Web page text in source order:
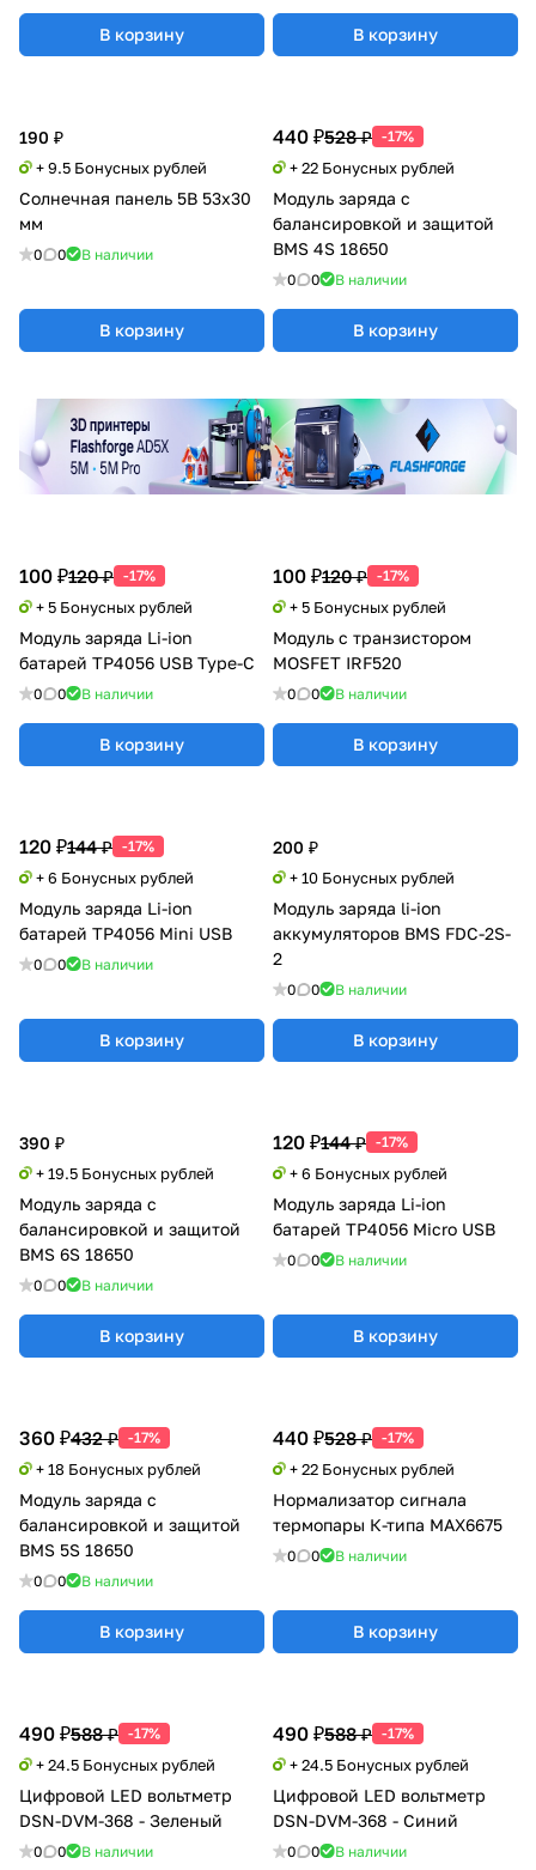
В корзину В корзину
190 ₽
+ 9.5 Бонусных рублей
Солнечная панель 5В 53x30
мм
0 0 В наличии
В корзину
440 ₽528 ₽ -17%
+ 22 Бонусных рублей
Модуль заряда с
балансировкой и защитой
BMS 4S 18650
0 0 В наличии
В корзину
100 ₽120 ₽ -17%
+ 5 Бонусных рублей
Модуль заряда Li-ion
батарей TP4056 USB Type-C
0 0 В наличии
В корзину
100 ₽120 ₽ -17%
+ 5 Бонусных рублей
Модуль с транзистором
MOSFET IRF520
0 0 В наличии
В корзину
120 ₽144 ₽ -17%
+ 6 Бонусных рублей
Модуль заряда Li-ion
батарей TP4056 Mini USB
0 0 В наличии
В корзину
200 ₽
+ 10 Бонусных рублей
Модуль заряда li-ion
аккумуляторов BMS FDC-2S-
2
0 0 В наличии
В корзину
390 ₽
+ 19.5 Бонусных рублей
Модуль заряда с
балансировкой и защитой
BMS 6S 18650
0 0 В наличии
В корзину
120 ₽144 ₽ -17%
+ 6 Бонусных рублей
Модуль заряда Li-ion
батарей TP4056 Micro USB
0 0 В наличии
В корзину
360 ₽432 ₽ -17%
+ 18 Бонусных рублей
Модуль заряда с
балансировкой и защитой
BMS 5S 18650
0 0 В наличии
В корзину
440 ₽528 ₽ -17%
+ 22 Бонусных рублей
Нормализатор сигнала
термопары К-типа MAX6675
0 0 В наличии
В корзину
490 ₽588 ₽ -17%
+ 24.5 Бонусных рублей
Цифровой LED вольтметр
DSN-DVM-368 - Зеленый
0 0 В наличии
490 ₽588 ₽ -17%
+ 24.5 Бонусных рублей
Цифровой LED вольтметр
DSN-DVM-368 - Синий
0 0 В наличии